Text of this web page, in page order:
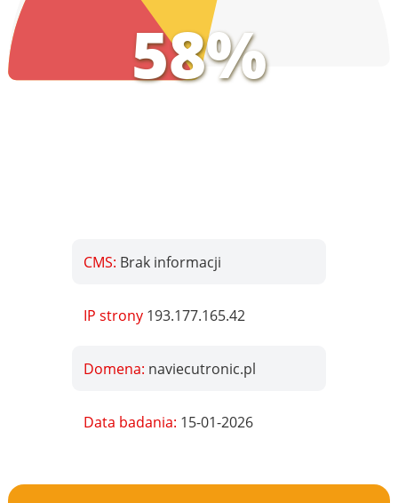
58%
CMS: Brak informacji
IP strony 193.177.165.42
Domena: naviecutronic.pl
Data badania: 15-01-2026